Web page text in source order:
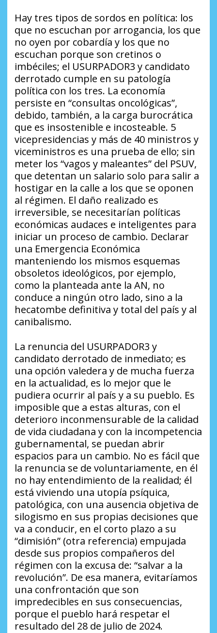
Hay tres tipos de sordos en política: los
que no escuchan por arrogancia, los que
no oyen por cobardía y los que no
escuchan porque son cretinos o
imbéciles; el USURPADOR3 y candidato
derrotado cumple en su patología
política con los tres. La economía
persiste en “consultas oncológicas”,
debido, también, a la carga burocrática
que es insostenible e incosteable. 5
vicepresidencias y más de 40 ministros y
viceministros es una prueba de ello; sin
meter los “vagos y maleantes” del PSUV,
que detentan un salario solo para salir a
hostigar en la calle a los que se oponen
al régimen. El daño realizado es
irreversible, se necesitarían políticas
económicas audaces e inteligentes para
iniciar un proceso de cambio. Declarar
una Emergencia Económica
manteniendo los mismos esquemas
obsoletos ideológicos, por ejemplo,
como la planteada ante la AN, no
conduce a ningún otro lado, sino a la
hecatombe definitiva y total del país y al
canibalismo.
La renuncia del USURPADOR3 y
candidato derrotado de inmediato; es
una opción valedera y de mucha fuerza
en la actualidad, es lo mejor que le
pudiera ocurrir al país y a su pueblo. Es
imposible que a estas alturas, con el
deterioro inconmensurable de la calidad
de vida ciudadana y con la incompetencia
gubernamental, se puedan abrir
espacios para un cambio. No es fácil que
la renuncia se de voluntariamente, en él
no hay entendimiento de la realidad; él
está viviendo una utopía psíquica,
patológica, con una ausencia objetiva de
silogismo en sus propias decisiones que
va a conducir, en el corto plazo a su
“dimisión” (otra referencia) empujada
desde sus propios compañeros del
régimen con la excusa de: “salvar a la
revolución”. De esa manera, evitaríamos
una confrontación que son
impredecibles en sus consecuencias,
porque el pueblo hará respetar el
resultado del 28 de julio de 2024.